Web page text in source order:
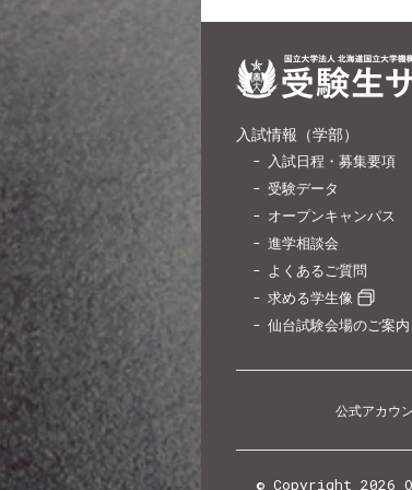
入試情報（学部）
入試日程・募集要項
受験データ
オープンキャンパス
進学相談会
よくあるご質問
求める学生像
仙台試験会場のご案内
公式アカウ
© Copyright 2026